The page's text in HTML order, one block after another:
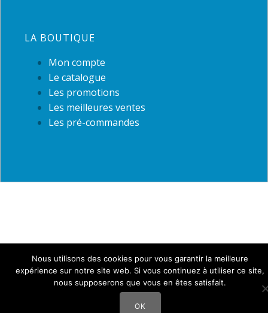
LA BOUTIQUE
Mon compte
Le catalogue
Les promotions
Les meilleures ventes
Les pré-commandes
Nous utilisons des cookies pour vous garantir la meilleure
expérience sur notre site web. Si vous continuez à utiliser ce site,
nous supposerons que vous en êtes satisfait.
OK